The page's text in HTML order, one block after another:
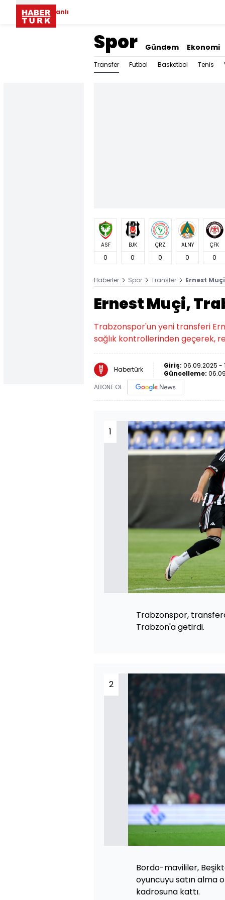
Canlı
Spor Gündem Ekonomi
Transfer Futbol Basketbol Tenis
ASF
0
BJK
0
ÇRZ
0
ALNY
0
ÇFK
0
Haberler Spor Transfer Ernest
Ernest Muçi,
Trabzonspor'un yeni transferi
sağlık kontrollerinden geçerek,
Habertürk Giriş: 06.09.2025 -
Güncelleme:
ABONE OL
1
Trabzonspor,
Trabzon'a getirdi.
2
Bordo-mavililer,
oyuncuyu satın alma
kadrosuna kattı.